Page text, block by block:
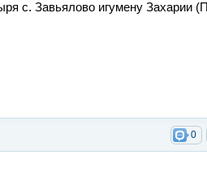
с. Завьялово игумену Захарии
0